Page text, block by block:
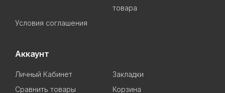
товара
Условия соглашения
Аккаунт
Личный Кабинет
Закладки
Сравнить товары
Корзина